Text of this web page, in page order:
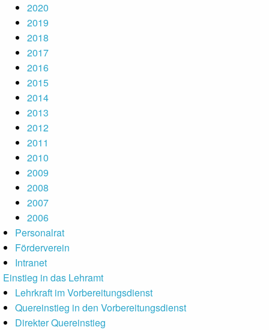
2020
2019
2018
2017
2016
2015
2014
2013
2012
2011
2010
2009
2008
2007
2006
Personalrat
Förderverein
Intranet
Einstieg in das Lehramt
Lehrkraft im Vorbereitungsdienst
Quereinstieg in den Vorbereitungsdienst
Direkter Quereinstieg